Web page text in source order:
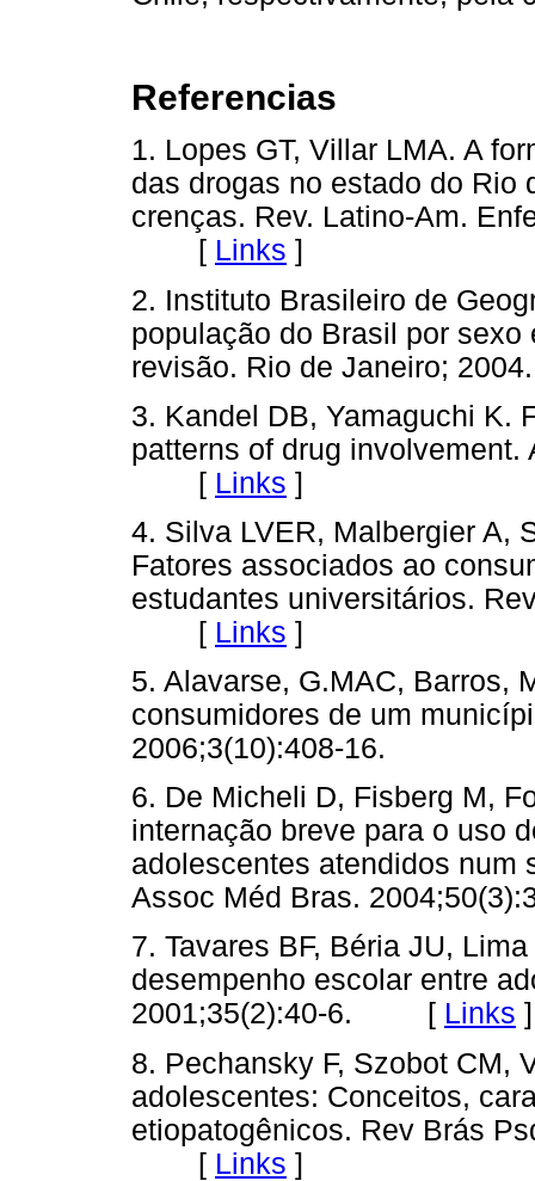
Referencias
1. Lopes GT, Villar LMA. A
das drogas no estado do Rio
crenças. Rev. Latino-Am.
[ Links ]
2. Instituto Brasileiro de
população do Brasil por
revisão. Rio de Janeiro;
3. Kandel DB, Yamaguchi K.
patterns of drug
[ Links ]
4. Silva LVER, Malbergier A,
Fatores associados ao
estudantes universitários.
[ Links ]
5. Alavarse, G.MAC, Barros,
consumidores de um
2006;3(10):408-16.
6. De Micheli D, Fisberg M,
internação breve para o uso
adolescentes atendidos num
Assoc Méd Bras.
7. Tavares BF, Béria JU,
desempenho escolar entre
2001;35(2):40-6. [ Links ]
8. Pechansky F, Szobot CM,
adolescentes: Conceitos,
etiopatogênicos. Rev Brás
[ Links ]